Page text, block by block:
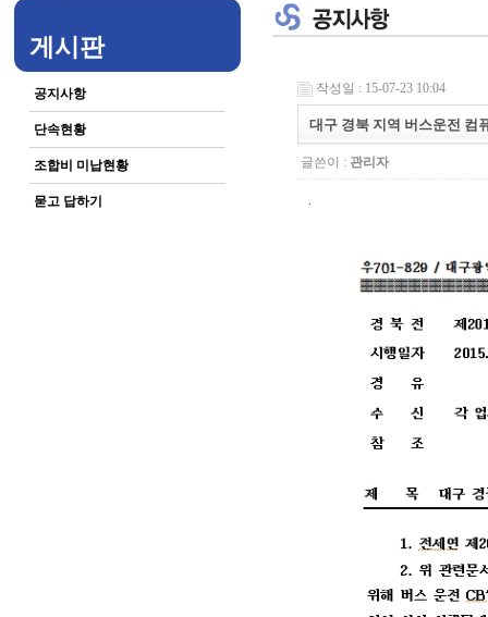
게시판
공지사항
단속현황
조합비 미납현황
묻고 답하기
작성일 : 15-07-23 10:04
대구 경북 지역 버스운전 컴
글쓴이 : 관리자
.